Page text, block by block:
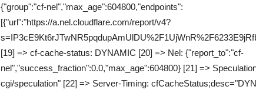
{"group":"cf-nel","max_age":604800,"endpoints":
[{"url":"https://a.nel.cloudflare.com/report/v4?
[19] => cf-cache-status: DYNAMIC [20] => Nel: {"report_to":"cf-
nel","success_fraction":0.0,"max_age":604800} [21] =>
cgi/speculation" [22] => Server-Timing: